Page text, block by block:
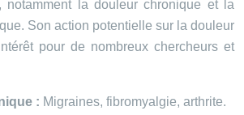
notamment la douleur chronique et la
Son action potentielle sur la douleur
pour de nombreux chercheurs et
: Migraines, fibromyalgie, arthrite.